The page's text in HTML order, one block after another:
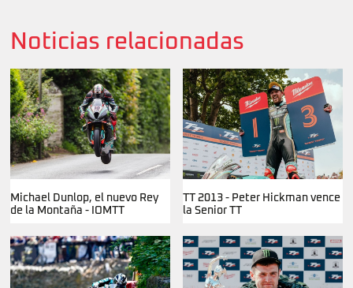
Noticias relacionadas
Michael Dunlop, el nuevo Rey
de la Montaña - IOMTT
TT 2013 - Peter Hickman vence
la Senior TT